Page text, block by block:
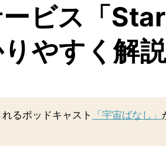
ビス「
やすく解説
るポッドキャスト 「宇宙ばなし」